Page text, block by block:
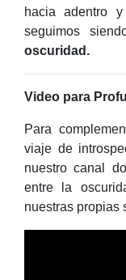
hacia adentro
seguimos
oscuridad.
Video para
Para
viaje de
nuestro canal
entre la
nuestras propias